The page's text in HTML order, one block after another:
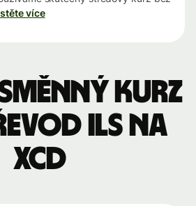
více
kurz
ILS na
XCD